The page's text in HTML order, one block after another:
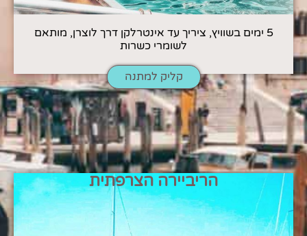
5 ימים בשוויץ, ציריך עד אינטרלקן דרך לוצרן, מותאם
לשומרי כשרות
קליק למתנה
הריביירה הצרפתית